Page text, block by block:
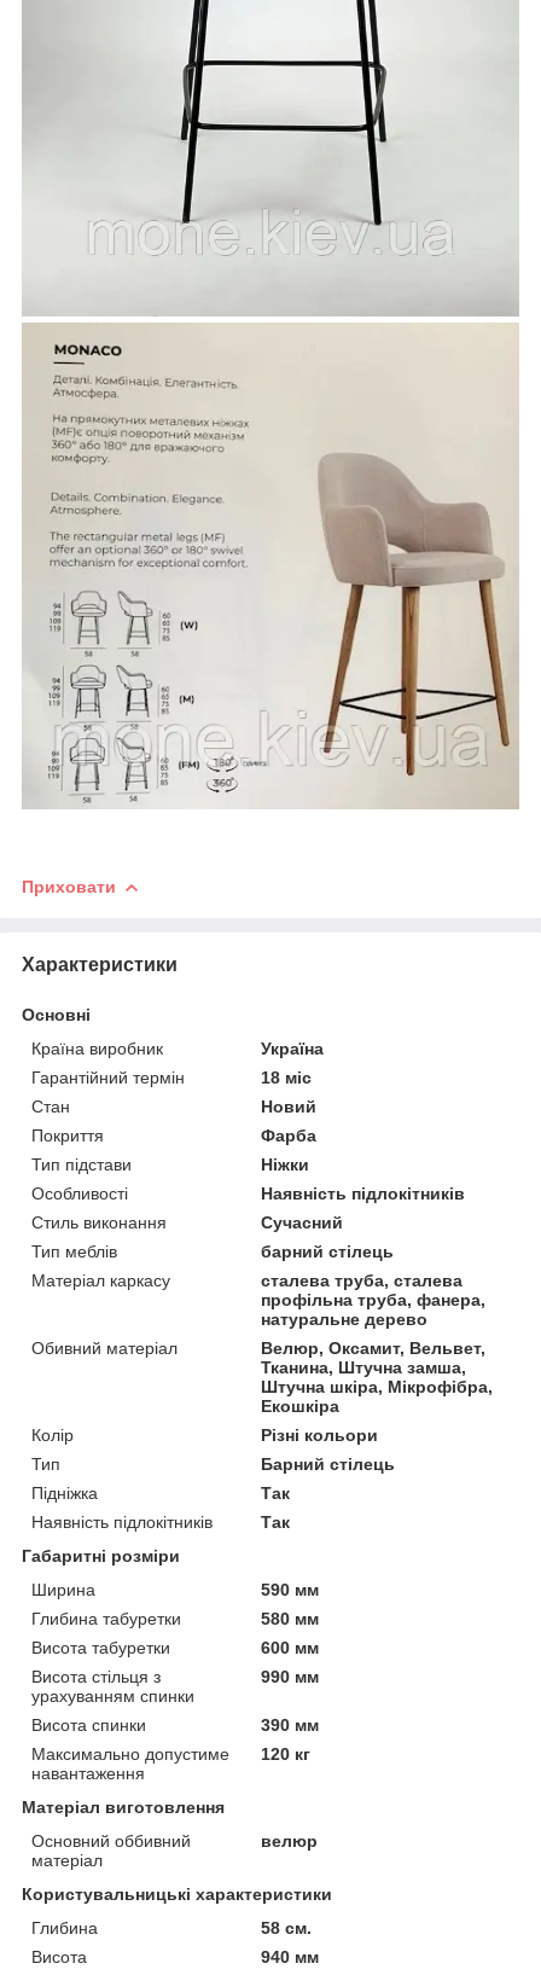
Приховати
Характеристики
Основні
Країна виробник
Україна
Гарантійний термін
18 міс
Стан
Новий
Покриття
Фарба
Тип підстави
Ніжки
Особливості
Наявність підлокітників
Стиль виконання
Сучасний
Тип меблів
барний стілець
Матеріал каркасу
сталева труба, сталева
профільна труба, фанера,
натуральне дерево
Обивний матеріал
Велюр, Оксамит, Вельвет,
Тканина, Штучна замша,
Штучна шкіра, Мікрофібра,
Екошкіра
Колір
Різні кольори
Тип
Барний стілець
Підніжка
Так
Наявність підлокітників
Так
Габаритні розміри
Ширина
590 мм
Глибина табуретки
580 мм
Висота табуретки
600 мм
Висота стільця з
урахуванням спинки
990 мм
Висота спинки
390 мм
Максимально допустиме
навантаження
120 кг
Матеріал виготовлення
Основний оббивний
матеріал
велюр
Користувальницькі характеристики
Глибина
58 см.
Висота
940 мм